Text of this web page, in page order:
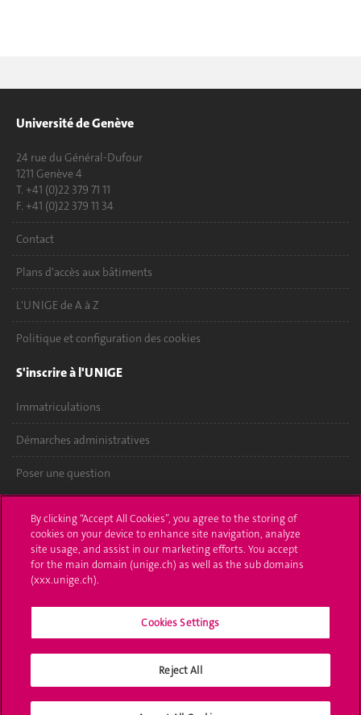
Université de Genève
24 rue du Général-Dufour
1211 Genève 4
T. +41 (0)22 379 71 11
F. +41 (0)22 379 11 34
Contact
Plans d'accès aux bâtiments
L'UNIGE de A à Z
Politique et configuration des cookies
S'inscrire à l'UNIGE
Immatriculations
Démarches administratives
Poser une question
UNIGE Mobile
Médias
Offres d'emploi
Bibliothèque
Médias sociaux UNIGE
By clicking “Accept All Cookies”, you agree to the storing of
cookies on your device to enhance site navigation, analyze
site usage, and assist in our marketing efforts. You accept
for the main domain (unige.ch) as well as the sub domains
(xxx.unige.ch).
Cookies Settings
Reject All